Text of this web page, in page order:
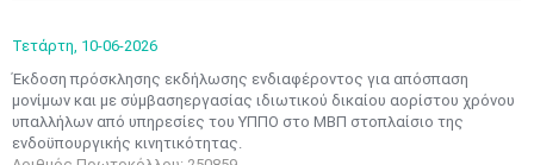
Τετάρτη, 10-06-2026
Έκδοση πρόσκλησης εκδήλωσης ενδιαφέροντος για απόσπαση
μονίμων και με σύμβασηεργασίας ιδιωτικού δικαίου αορίστου χρόνου
υπαλλήλων από υπηρεσίες του ΥΠΠΟ στο ΜΒΠ στοπλαίσιο της
ενδοϋπουργικής κινητικότητας.